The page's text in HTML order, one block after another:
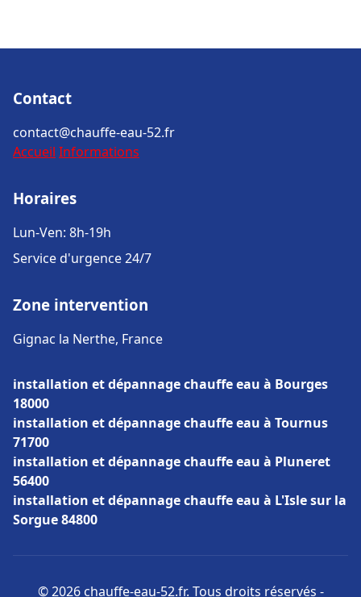
Contact
contact@chauffe-eau-52.fr
Accueil Informations
Horaires
Lun-Ven: 8h-19h
Service d'urgence 24/7
Zone intervention
Gignac la Nerthe, France
installation et dépannage chauffe eau à Bourges
18000
installation et dépannage chauffe eau à Tournus
71700
installation et dépannage chauffe eau à Pluneret
56400
installation et dépannage chauffe eau à L'Isle sur la
Sorgue 84800
© 2026 chauffe-eau-52.fr. Tous droits réservés -